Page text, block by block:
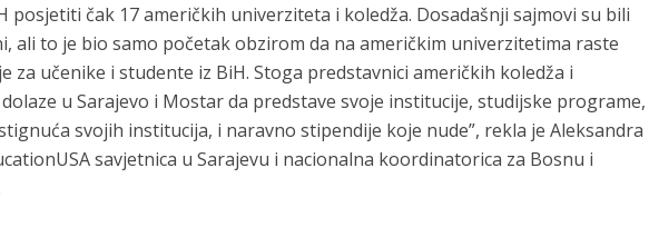
posjetiti čak 17 američkih univerziteta i koledža. Dosadašnji sajmovi su bili
ali to je bio samo početak obzirom da na američkim univerzitetima raste
za učenike i studente iz BiH. Stoga predstavnici američkih koledža i
u Sarajevo i Mostar da predstave svoje institucije, studijske programe,
svojih institucija, i naravno stipendije koje nude”, rekla je Aleksandra
savjetnica u Sarajevu i nacionalna koordinatorica za Bosnu i